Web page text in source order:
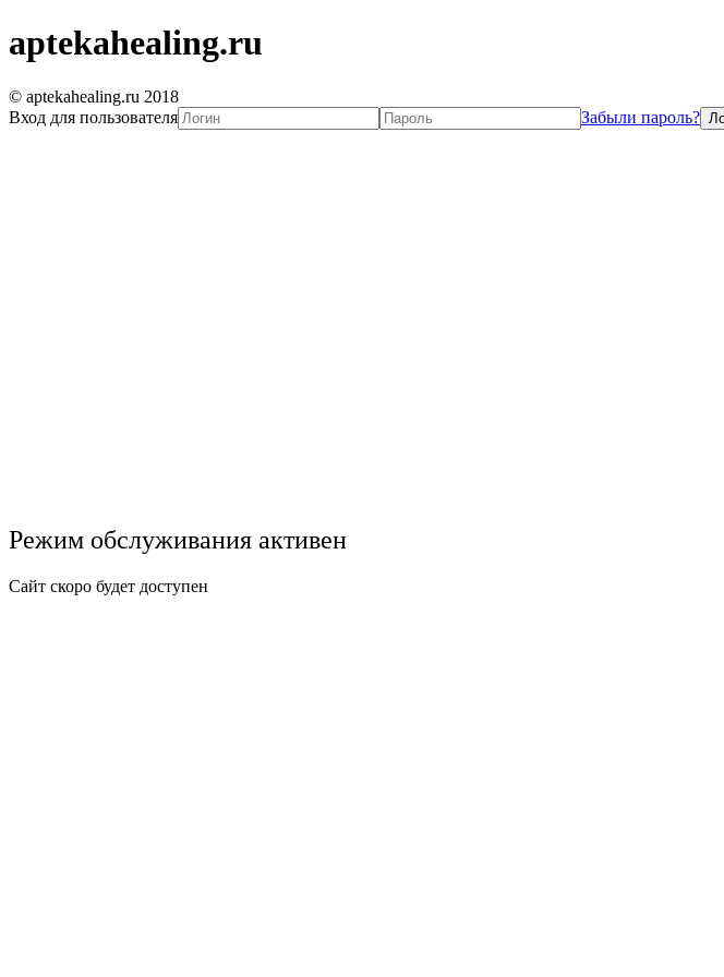
aptekahealing.ru
Режим обслуживания активен
Сайт скоро будет доступен
© aptekahealing.ru 2018
Вход для пользователя
Забыли пароль?